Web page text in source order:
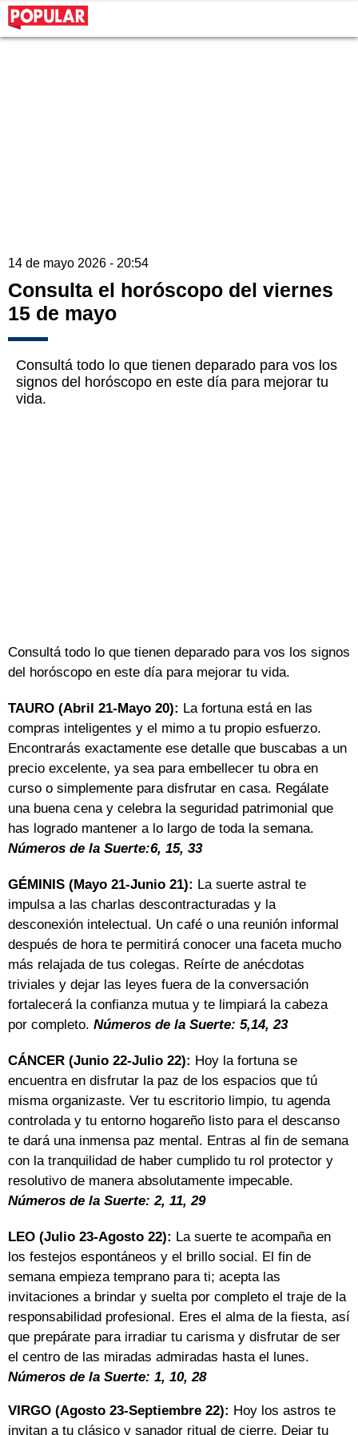
14 de mayo 2026 - 20:54
Consulta el horóscopo del viernes
15 de mayo
Consultá todo lo que tienen deparado para vos los
signos del horóscopo en este día para mejorar tu
vida.
Consultá todo lo que tienen deparado para vos los signos
del horóscopo en este día para mejorar tu vida.
TAURO (Abril 21-Mayo 20): La fortuna está en las
compras inteligentes y el mimo a tu propio esfuerzo.
Encontrarás exactamente ese detalle que buscabas a un
precio excelente, ya sea para embellecer tu obra en
curso o simplemente para disfrutar en casa. Regálate
una buena cena y celebra la seguridad patrimonial que
has logrado mantener a lo largo de toda la semana.
Números de la Suerte:6, 15, 33
GÉMINIS (Mayo 21-Junio 21): La suerte astral te
impulsa a las charlas descontracturadas y la
desconexión intelectual. Un café o una reunión informal
después de hora te permitirá conocer una faceta mucho
más relajada de tus colegas. Reírte de anécdotas
triviales y dejar las leyes fuera de la conversación
fortalecerá la confianza mutua y te limpiará la cabeza
por completo. Números de la Suerte: 5,14, 23
CÁNCER (Junio 22-Julio 22): Hoy la fortuna se
encuentra en disfrutar la paz de los espacios que tú
misma organizaste. Ver tu escritorio limpio, tu agenda
controlada y tu entorno hogareño listo para el descanso
te dará una inmensa paz mental. Entras al fin de semana
con la tranquilidad de haber cumplido tu rol protector y
resolutivo de manera absolutamente impecable.
Números de la Suerte: 2, 11, 29
LEO (Julio 23-Agosto 22): La suerte te acompaña en
los festejos espontáneos y el brillo social. El fin de
semana empieza temprano para ti; acepta las
invitaciones a brindar y suelta por completo el traje de la
responsabilidad profesional. Eres el alma de la fiesta, así
que prepárate para irradiar tu carisma y disfrutar de ser
el centro de las miradas admiradas hasta el lunes.
Números de la Suerte: 1, 10, 28
VIRGO (Agosto 23-Septiembre 22): Hoy los astros te
invitan a tu clásico y sanador ritual de cierre. Dejar tu